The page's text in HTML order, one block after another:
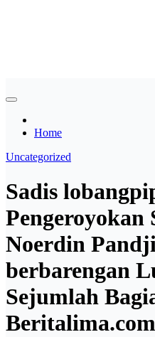
Home
Uncategorized
Sadis
Pengeroyokan
Noerdin
berbarengan
Sejumlah
Beritalima.com